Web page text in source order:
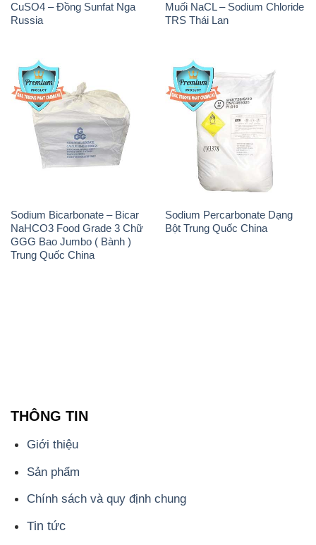
CuSO4 – Đồng Sunfat Nga
Russia
Muối NaCL – Sodium Chloride
TRS Thái Lan
Sodium Bicarbonate – Bicar
NaHCO3 Food Grade 3 Chữ
GGG Bao Jumbo ( Bành )
Trung Quốc China
Sodium Percarbonate Dạng
Bột Trung Quốc China
THÔNG TIN
Giới thiệu
Sản phẩm
Chính sách và quy định chung
Tin tức